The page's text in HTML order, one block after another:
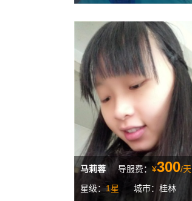
马莉蓉 导服费： ¥300/天
星级：1星 城市：桂林